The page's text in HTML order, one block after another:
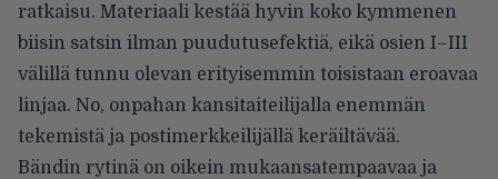
ratkaisu. Materiaali kestää hyvin koko kymmenen
biisin satsin ilman puudutusefektiä, eikä osien I–III
välillä tunnu olevan erityisemmin toisistaan eroavaa
linjaa. No, onpahan kansitaiteilijalla enemmän
tekemistä ja postimerkkeilijällä keräiltävää.
Bändin rytinä on oikein mukaansatempaavaa ja